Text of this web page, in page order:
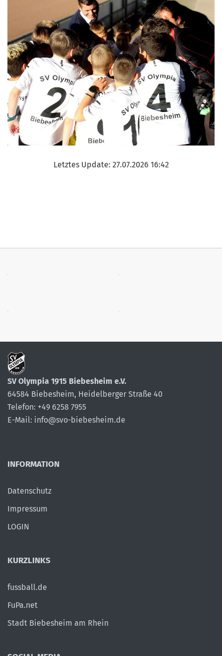
Letztes Update: 27.07.2026 16:42
SV Olympia 1915 Biebesheim e.V.
64584 Biebesheim, Heidelberger Straße 40
Telefon: +49 6258 7955
E-Mail: info@svo-biebesheim.de
INFORMATION
Datenschutz
Impressum
LOGIN
KURZLINKS
fussball.de
FuPa.net
Stadt Biebesheim am Rhein